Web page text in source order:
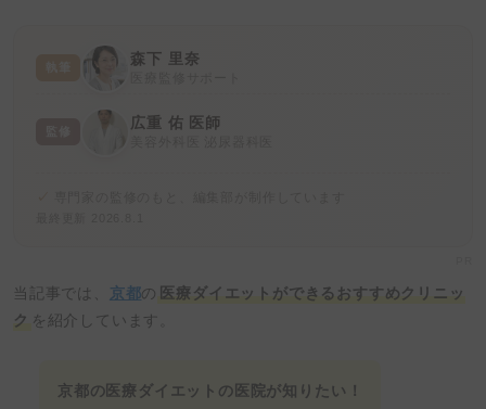
森下 里奈
広重 佑 医師
当記事では、 京都の 医療ダイエットができるおすすめクリニッ
ク を紹介しています。
京都の医療ダイエットの医院が知りたい！